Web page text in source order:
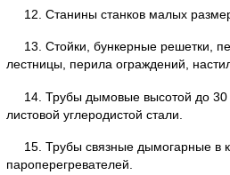
12. Станины станков малых
13. Стойки, бункерные решетки,
лестницы, перила ограждений,
14. Трубы дымовые высотой до
листовой углеродистой стали.
15. Трубы связные дымогарные в
пароперегревателей.